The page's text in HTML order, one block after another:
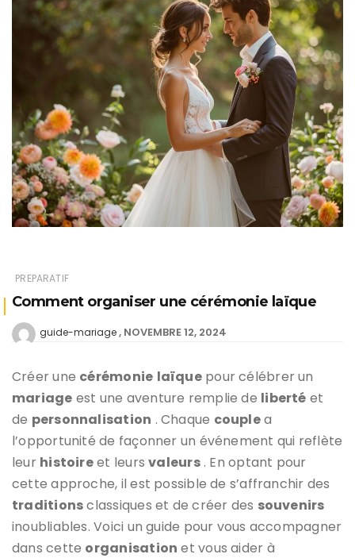
PREPARATIF
Comment organiser une cérémonie laïque
guide-mariage NOVEMBRE 12, 2024
Créer une cérémonie laïquepour célébrer un
mariage est une aventure remplie de liberté et
de personnalisation . Chaque couplea
l’opportunité de façonner un événement qui reflète
leur histoireet leursvaleurs. En optant pour
cette approche, il est possible de s’affranchir des
traditionsclassiques et de créer des souvenirs
inoubliables. Voici un guide pour vous accompagner
dans cette organisation et vous aider à